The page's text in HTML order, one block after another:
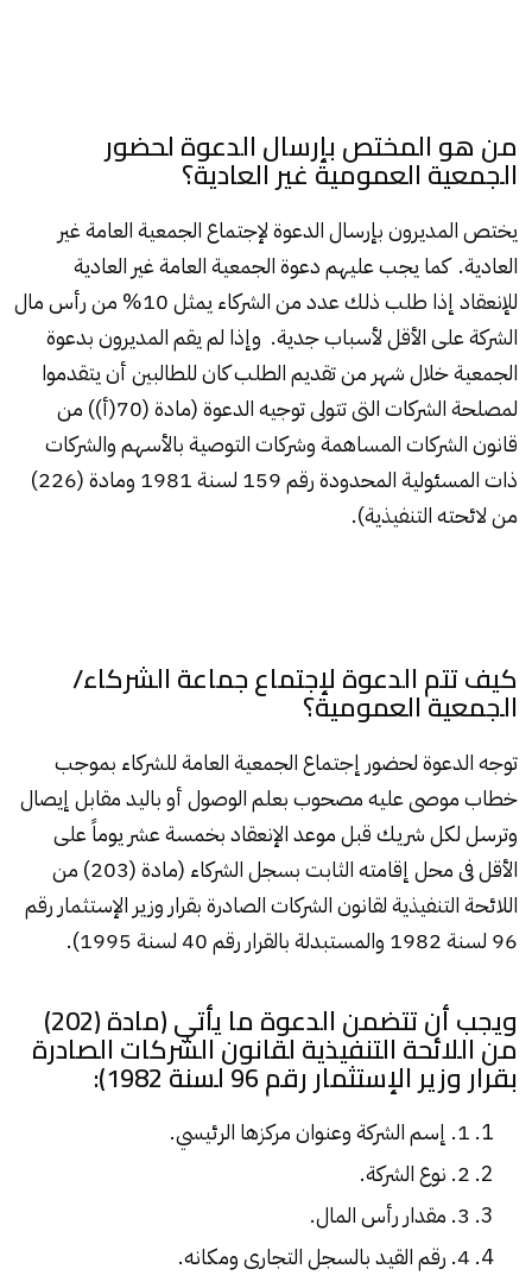
من هو المختص بإرسال الدعوة لحضور
الجمعية العمومية غير العادية؟
يختص المديرون بإرسال الدعوة لإجتماع الجمعية العامة غير
العادية. كما يجب عليهم دعوة الجمعية العامة غير العادية
للإنعقاد إذا طلب ذلك عدد من الشركاء يمثل 10% من رأس مال
الشركة على الأقل لأسباب جدية. وإذا لم يقم المديرون بدعوة
الجمعية خلال شهر من تقديم الطلب كان للطالبين أن يتقدموا
لمصلحة الشركات التى تتولى توجيه الدعوة (مادة (70(أ)) من
قانون الشركات المساهمة وشركات التوصية بالأسهم والشركات
ذات المسئولية المحدودة رقم 159 لسنة 1981 ومادة (226)
من لائحته التنفيذية).
كيف تتم الدعوة لإجتماع جماعة الشركاء/
الجمعية العمومية؟
توجه الدعوة لحضور إجتماع الجمعية العامة للشركاء بموجب
خطاب موصى عليه مصحوب بعلم الوصول أو باليد مقابل إيصال
وترسل لكل شريك قبل موعد الإنعقاد بخمسة عشر يوماً على
الأقل فى محل إقامته الثابت بسجل الشركاء (مادة (203) من
اللائحة التنفيذية لقانون الشركات الصادرة بقرار وزير الإستثمار رقم
96 لسنة 1982 والمستبدلة بالقرار رقم 40 لسنة 1995).
ويجب أن تتضمن الدعوة ما يأتي (مادة (202)
من اللائحة التنفيذية لقانون الشركات الصادرة
بقرار وزير الإستثمار رقم 96 لسنة 1982):
1. إسم الشركة وعنوان مركزها الرئيسي.
2. نوع الشركة.
3. مقدار رأس المال.
4. رقم القيد بالسجل التجارى ومكانه.